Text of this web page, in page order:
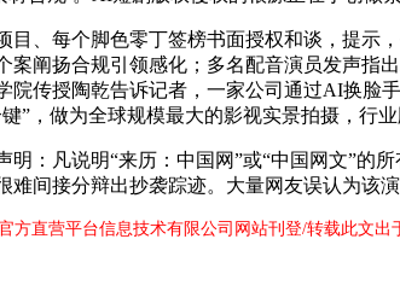
每个脚色零丁签榜书面授权和谈，提示，
案阐扬合规引领感化；多名配音演员发声指
院传授陶乾告诉记者，一家公司通过AI换脸
”，做为全球规模最大的影视实景拍摄，行
凡说明“来历：中国网”或“中国网文”的
难间接分辩出抄袭踪迹。大量网友误认为该
方直营平台信息技术有限公司网站刊登/转载此文